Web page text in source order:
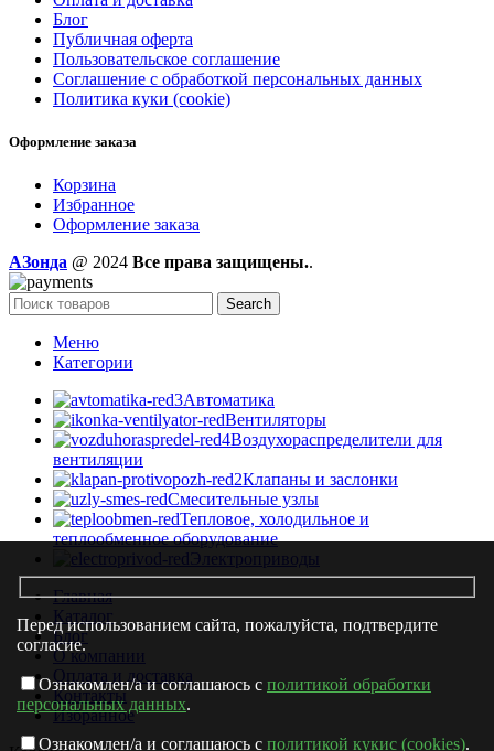
Блог
Публичная оферта
Пользовательское соглашение
Соглашение с обработкой персональных данных
Политика куки (cookie)
Оформление заказа
Корзина
Избранное
Оформление заказа
AЗонда @ 2024 Все права защищены..
Search
Меню
Категории
Автоматика
Вентиляторы
Воздухораспределители для
вентиляции
Клапаны и заслонки
Смесительные узлы
Тепловое, холодильное и
теплообменное оборудование
Электроприводы
Главная
Каталог
Блог
О компании
Оплата и доставка
Контакты
Избранное
Перед использованием сайта, пожалуйста, подтвердите
согласие.
Ознакомлен/а и соглашаюсь с политикой обработки
персональных данных.
Ознакомлен/а и соглашаюсь с политикой кукис (cookies).